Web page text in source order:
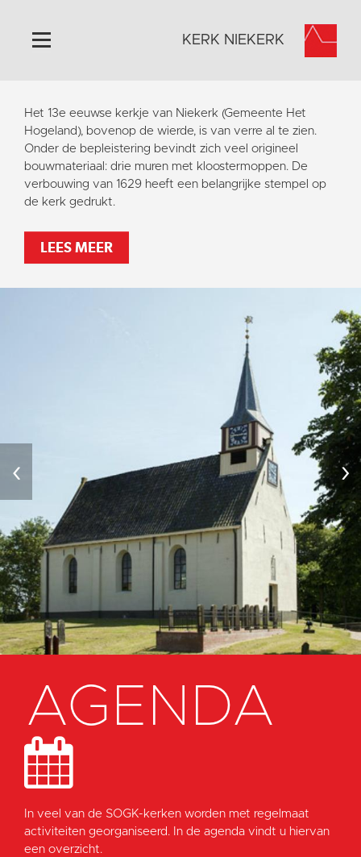
Home
Algemeen
Historie
Omgeving
Activiteiten
Steun ons
Contact
Vaktaal
KERK NIEKERK
Het 13e eeuwse kerkje van Niekerk (Gemeente Het
Hogeland), bovenop de wierde, is van verre al te zien.
Onder de bepleistering bevindt zich veel origineel
bouwmateriaal: drie muren met kloostermoppen. De
verbouwing van 1629 heeft een belangrijke stempel op
de kerk gedrukt.
LEES MEER
‹ ›
AGENDA
In veel van de SOGK-kerken worden met regelmaat
activiteiten georganiseerd. In de agenda vindt u hiervan
een overzicht.